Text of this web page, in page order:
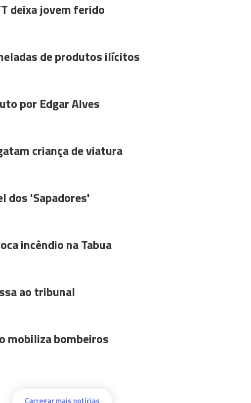
deixa jovem ferido
de produtos ilícitos
por Edgar Alves
criança de viatura
dos 'Sapadores'
incêndio na Tabua
ao tribunal
mobiliza bombeiros